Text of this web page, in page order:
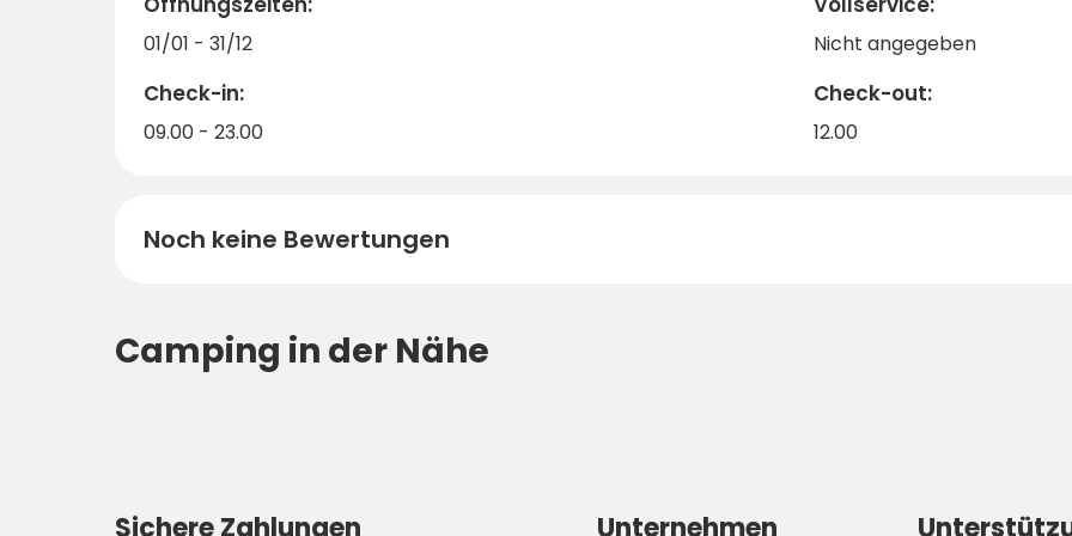
01/01 - 31/12 Nicht angegeben
Check-in:
09.00 - 23.00
Check-out:
12.00
Noch keine Bewertungen
Camping in der Nähe
Sichere Zahlungen Unternehmen